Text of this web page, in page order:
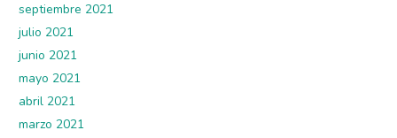
septiembre 2021
julio 2021
junio 2021
mayo 2021
abril 2021
marzo 2021